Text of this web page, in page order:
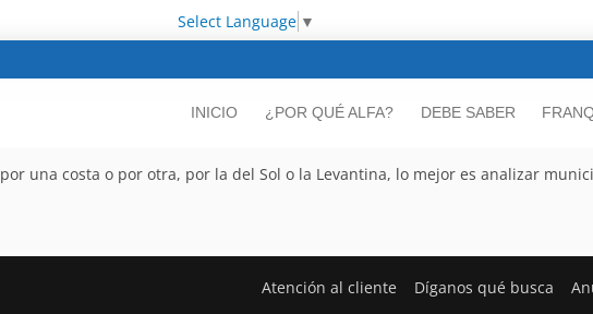
Select Language ▼
INICIO ¿POR QUÉ ALFA? DEBE SABER
una costa o por otra, por la del Sol o la Levantina, lo mejor es analizar
Atención al cliente Díganos qué busca